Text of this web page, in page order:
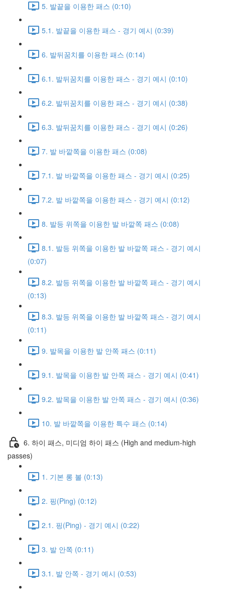
5. 발끝을 이용한 패스 (0:10)
5.1. 발끝을 이용한 패스 - 경기 예시 (0:39)
6. 발뒤꿈치를 이용한 패스 (0:14)
6.1. 발뒤꿈치를 이용한 패스 - 경기 예시 (0:10)
6.2. 발뒤꿈치를 이용한 패스 - 경기 예시 (0:38)
6.3. 발뒤꿈치를 이용한 패스 - 경기 예시 (0:26)
7. 발 바깥쪽을 이용한 패스 (0:08)
7.1. 발 바깥쪽을 이용한 패스 - 경기 예시 (0:25)
7.2. 발 바깥쪽을 이용한 패스 - 경기 예시 (0:12)
8. 발등 위쪽을 이용한 발 바깥쪽 패스 (0:08)
8.1. 발등 위쪽을 이용한 발 바깥쪽 패스 - 경기 예시
(0:07)
8.2. 발등 위쪽을 이용한 발 바깥쪽 패스 - 경기 예시
(0:13)
8.3. 발등 위쪽을 이용한 발 바깥쪽 패스 - 경기 예시
(0:11)
9. 발목을 이용한 발 안쪽 패스 (0:11)
9.1. 발목을 이용한 발 안쪽 패스 - 경기 예시 (0:41)
9.2. 발목을 이용한 발 안쪽 패스 - 경기 예시 (0:36)
10. 발 바깥쪽을 이용한 특수 패스 (0:14)
6. 하이 패스, 미디엄 하이 패스 (High and medium-high
passes)
1. 기본 롱 볼 (0:13)
2. 핑(Ping) (0:12)
2.1. 핑(Ping) - 경기 예시 (0:22)
3. 발 안쪽 (0:11)
3.1. 발 안쪽 - 경기 예시 (0:53)